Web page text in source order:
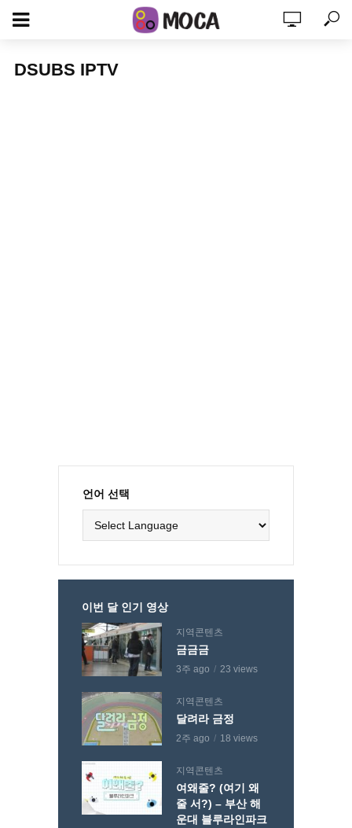
DSUBS IPTV
언어 선택
이번 달 인기 영상
지역콘텐츠
금금금
3주 ago 23 views
지역콘텐츠
달려라 금정
2주 ago 18 views
지역콘텐츠
여왜줄? (여기 왜
줄 서?) – 부산 해
운대 블루라인파크